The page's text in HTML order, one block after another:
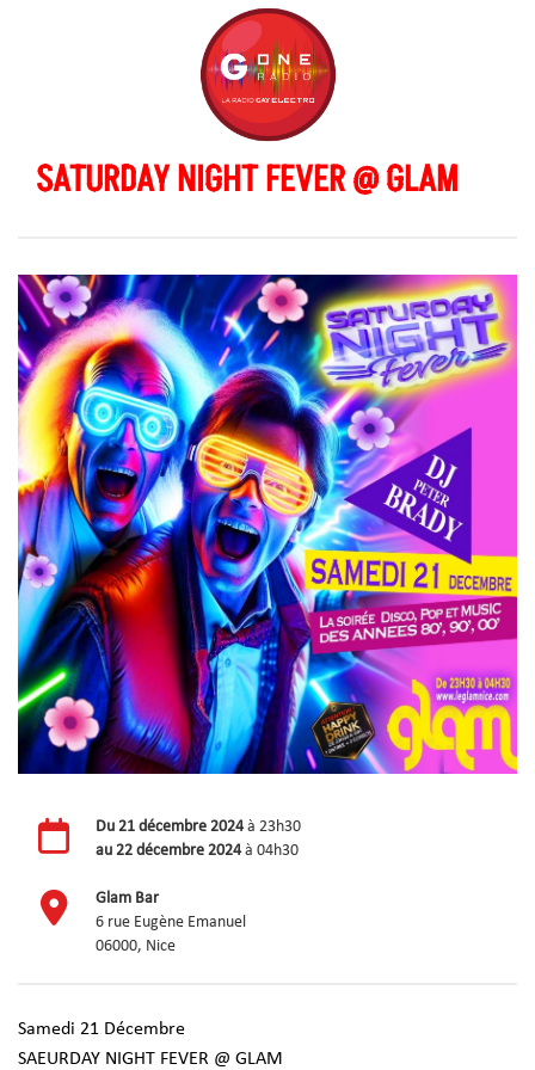
SATURDAY NIGHT FEVER @ GLAM
Du 21 décembre 2024à 23h30
au 22 décembre 2024à 04h30
Glam Bar
6 rue Eugène Emanuel
06000, Nice
Samedi 21 Décembre
SAEURDAY NIGHT FEVER @ GLAM